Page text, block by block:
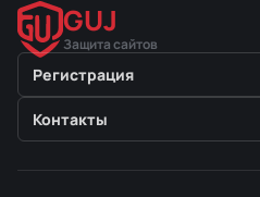
GUJ
Защита сайтов
Регистрация
Контакты